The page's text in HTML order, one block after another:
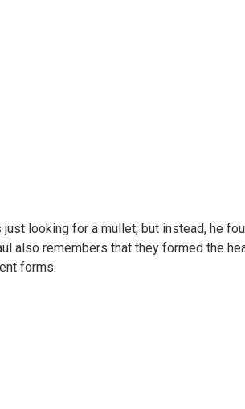
looking for a mullet, but instead, he
also remembers that they formed the
forms.